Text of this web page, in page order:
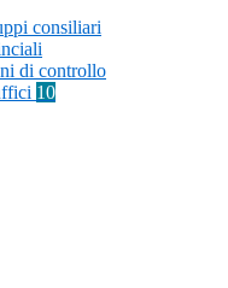
consiliari
di controllo
10